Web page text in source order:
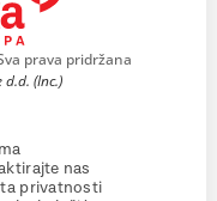
prava pridržana
(Inc.)
nas
privatnosti